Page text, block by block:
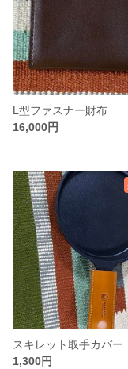
L型ファスナー財布
16,000円
スキレット取手カバー
1,300円